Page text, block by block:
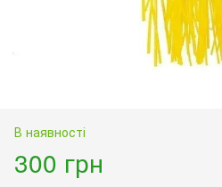
В наявності
300 грн